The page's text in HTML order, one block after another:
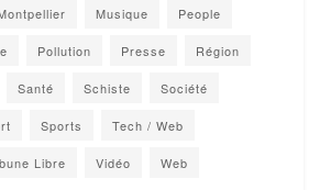
Musique People
Pollution Presse Région
Santé Schiste Société
Sports Tech / Web
Libre Vidéo Web